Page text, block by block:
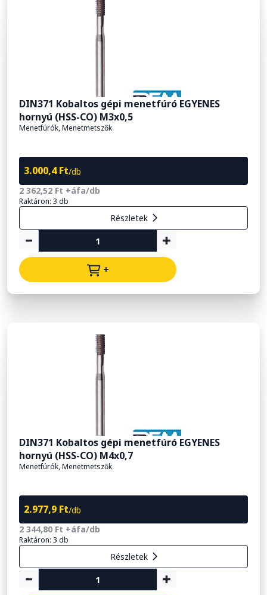
DIN371 Kobaltos gépi menetfúró EGYENES
hornyú (HSS-CO) M3x0,5
Menetfúrók, Menetmetszők
3.000,4 Ft/db
2 362,52 Ft +áfa/db
Raktáron: 3 db
Részletek
+
DIN371 Kobaltos gépi menetfúró EGYENES
hornyú (HSS-CO) M4x0,7
Menetfúrók, Menetmetszők
2.977,9 Ft/db
2 344,80 Ft +áfa/db
Raktáron: 3 db
Részletek